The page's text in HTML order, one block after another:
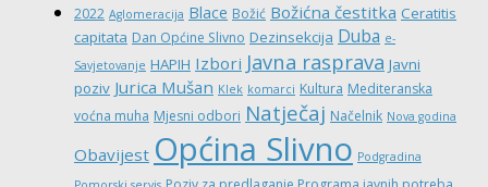
2022 Aglomeracija Blace Božić Božićna čestitka Ceratitis
capitata Dan Općine Slivno Dezinsekcija Duba e-
Savjetovanje HAPIH Izbori Javna rasprava Javni
poziv Jurica Mušan Klek komarci Kultura Mediteranska
voćna muha Mjesni odbori Natječaj Načelnik Nova godina
Obavijest Općina Slivno Podgradina